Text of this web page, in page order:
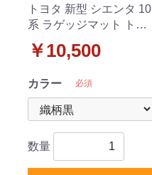
トヨタ 新型 シエンタ 10
系 ラゲッジマット トラ
柄シリーズ
￥10,500
カラー 必須
数量